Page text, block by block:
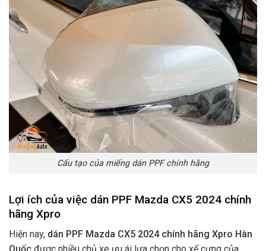
Cấu tạo của miếng dán PPF chính hãng
Lợi ích của việc dán PPF Mazda CX5 2024 chính
hãng Xpro
Hiện nay, dán PPF Mazda CX5 2024 chính hãng Xpro Hàn